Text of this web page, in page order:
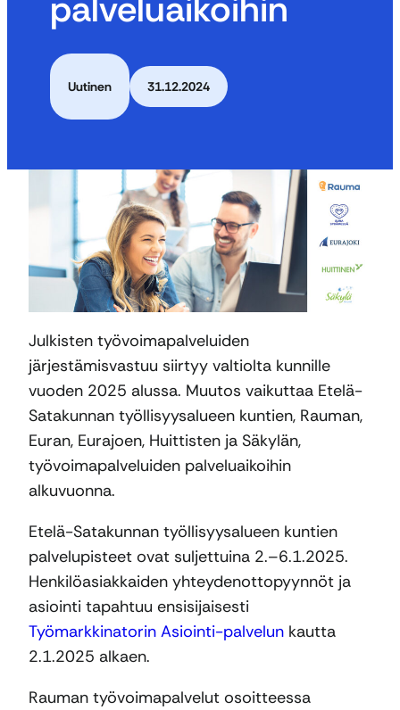
Uutinen 31.12.2024
Julkisten työvoimapalveluiden
järjestämisvastuu siirtyy valtiolta kunnille
vuoden 2025 alussa. Muutos vaikuttaa Etelä-
Satakunnan työllisyysalueen kuntien, Rauman,
Euran, Eurajoen, Huittisten ja Säkylän,
työvoimapalveluiden palveluaikoihin
alkuvuonna.
Etelä-Satakunnan työllisyysalueen kuntien
palvelupisteet ovat suljettuina 2.–6.1.2025.
Henkilöasiakkaiden yhteydenottopyynnöt ja
asiointi tapahtuu ensisijaisesti
Työmarkkinatorin Asiointi-palvelun kautta
2.1.2025 alkaen.
Rauman työvoimapalvelut osoitteessa